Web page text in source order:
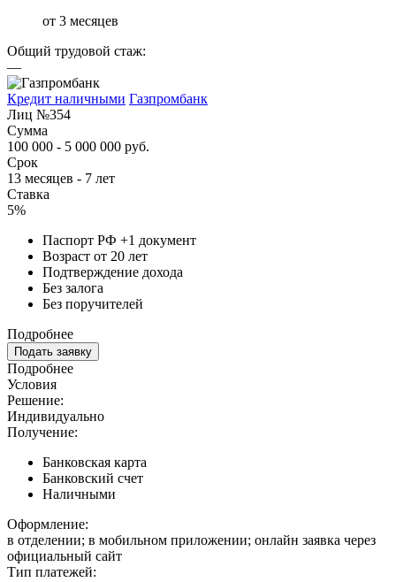
от 3 месяцев
Общий трудовой стаж:
—
Кредит наличными Газпромбанк
Лиц №354
Сумма
100 000 - 5 000 000 руб.
Срок
13 месяцев - 7 лет
Ставка
5%
Паспорт РФ +1 документ
Возраст от 20 лет
Подтверждение дохода
Без залога
Без поручителей
Подробнее
Подать заявку
Подробнее
Условия
Решение:
Индивидуально
Получение:
Банковская карта
Банковский счет
Наличными
Оформление:
в отделении; в мобильном приложении; онлайн заявка через
официальный сайт
Тип платежей: